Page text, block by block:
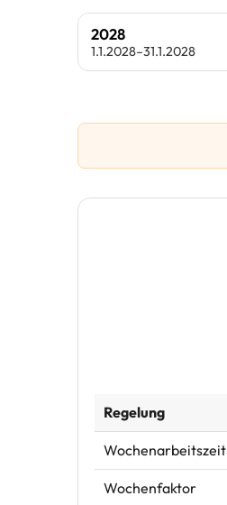
2028
1.1.2028–31.1.2028
Regelung
Wochenarbeitszeit
Wochenfaktor